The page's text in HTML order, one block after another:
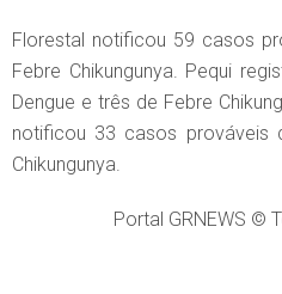
Florestal notificou 59 casos
Febre Chikungunya. Pequi
Dengue e três de Febre
notificou 33 casos prováveis
Chikungunya.
Portal GRNEWS ©